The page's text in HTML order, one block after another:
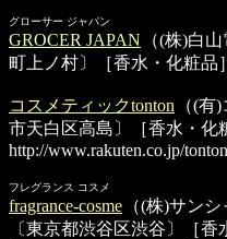
グローサー ジャパン
GROCER JAPAN
（(株)白
町上ノ村〕［香水・化粧品］
コスメティックtonton
（(
市天白区高島〕［香水・化
http://www.rakuten.co.jp/
フレグランス コスメ
fragrance-cosme （(株)サン
〔東京都渋谷区渋谷〕［香